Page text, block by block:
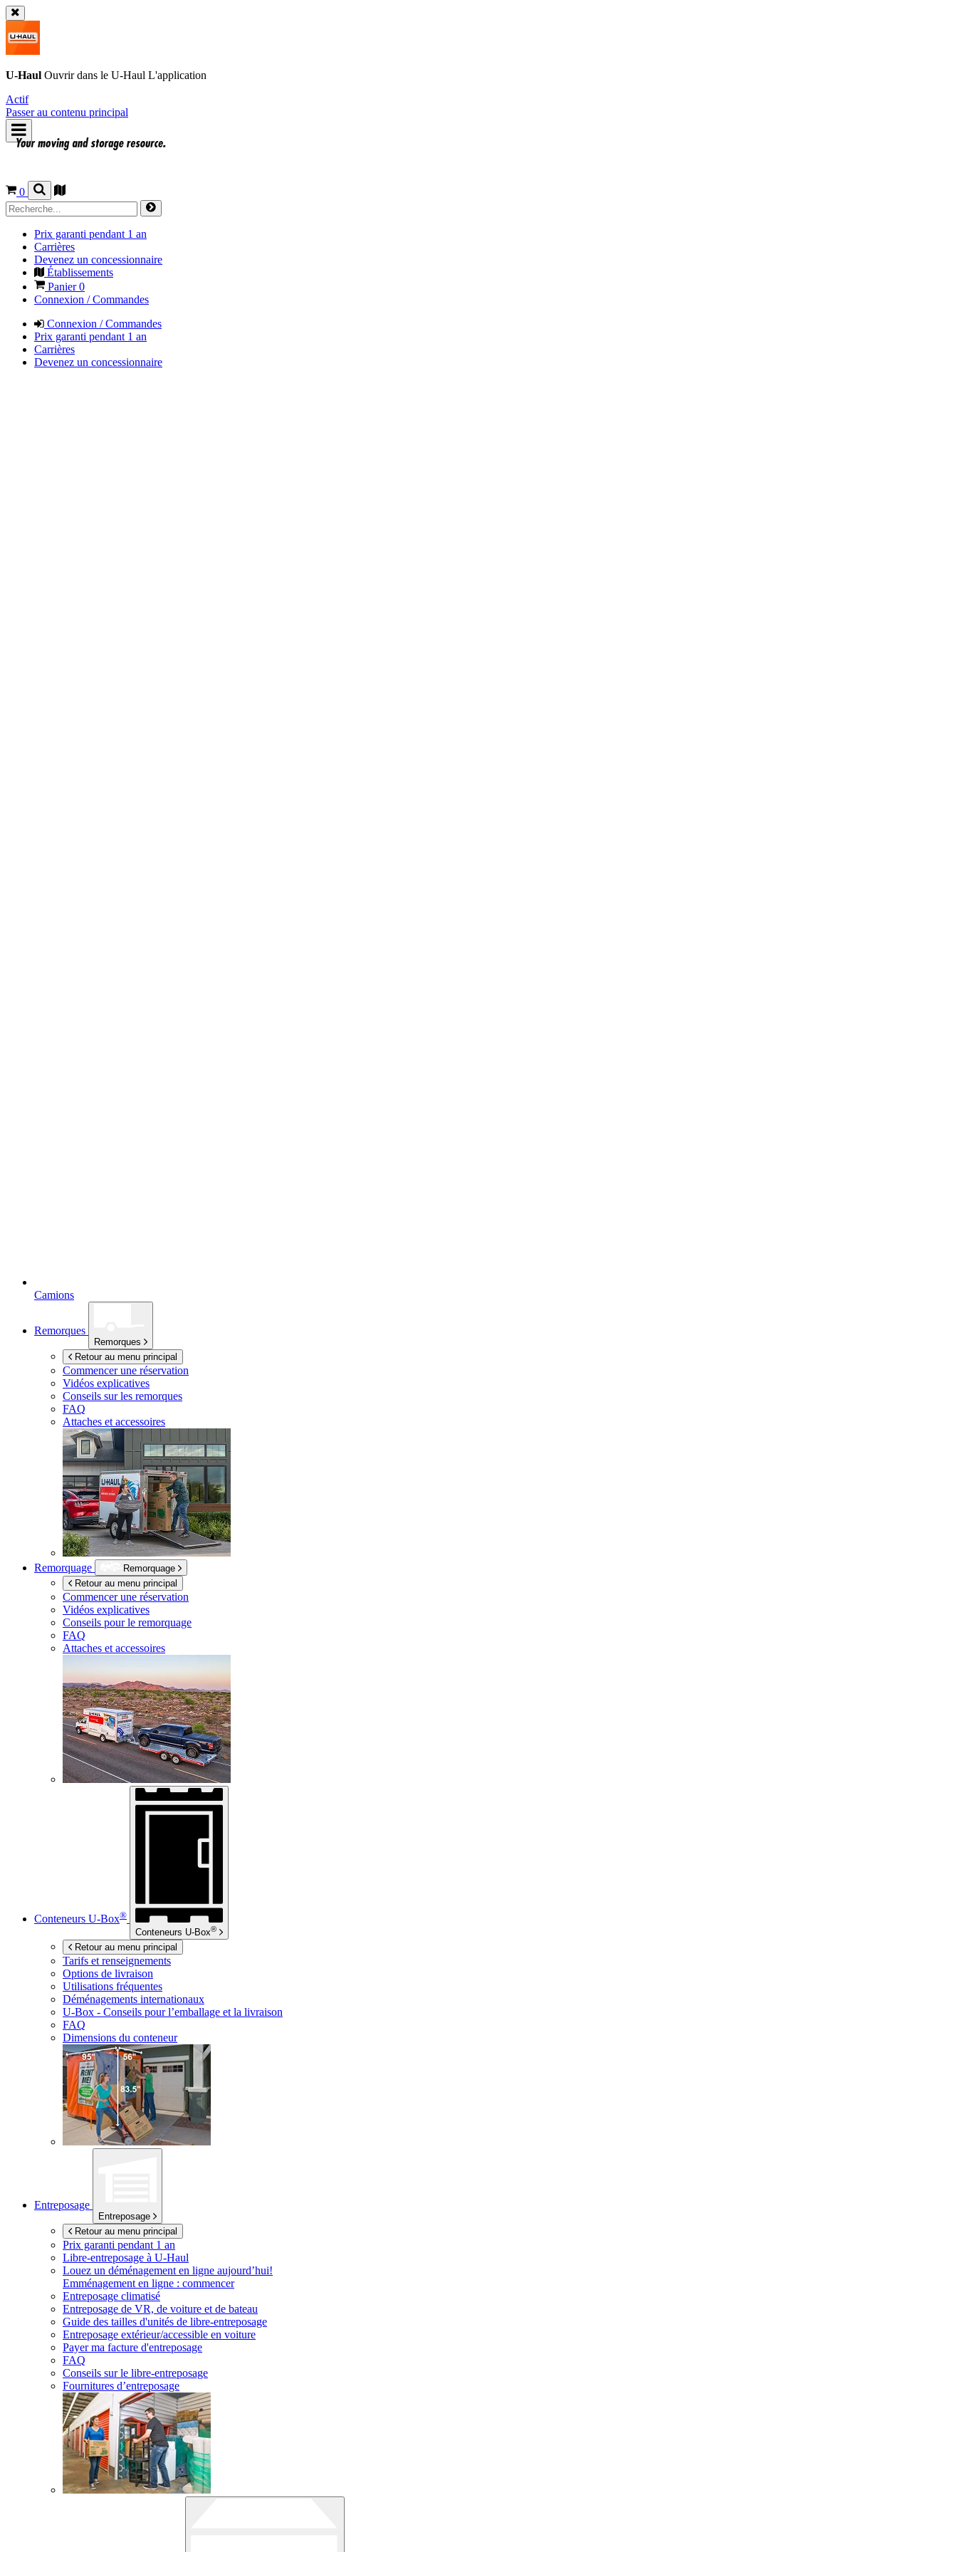
U-Haul Ouvrir dans le U-Haul L'application
Actif
Passer au contenu principal
0
Prix garanti pendant 1 an
Carrières
Devenez un concessionnaire
Établissements
Panier0
Connexion / Commandes
Connexion / Commandes
Prix garanti pendant 1 an
Carrières
Devenez un concessionnaire
Camions
Remorques
Remorques
Retour au menu principal
Commencer une réservation
Vidéos explicatives
Conseils sur les remorques
FAQ
Attaches et accessoires
Remorquage
Remorquage
Retour au menu principal
Commencer une réservation
Vidéos explicatives
Conseils pour le remorquage
FAQ
Attaches et accessoires
Conteneurs U-Box®
Conteneurs U-Box®
Retour au menu principal
Tarifs et renseignements
Options de livraison
Utilisations fréquentes
Déménagements internationaux
U-Box - Conseils pour l’emballage et la livraison
FAQ
Dimensions du conteneur
Entreposage
Entreposage
Retour au menu principal
Prix garanti pendant 1 an
Libre-entreposage à U-Haul
Louez un déménagement en ligne aujourd’hui!
Emménagement en ligne : commencer
Entreposage climatisé
Entreposage de VR, de voiture et de bateau
Guide des tailles d'unités de libre-entreposage
Entreposage extérieur/accessible en voiture
Payer ma facture d'entreposage
FAQ
Conseils sur le libre-entreposage
Fournitures d’entreposage